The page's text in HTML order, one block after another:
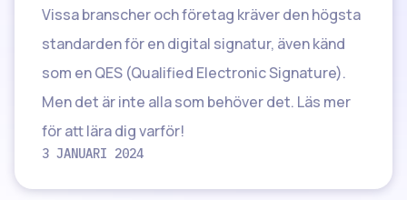
Vissa branscher och företag kräver den högsta
standarden för en digital signatur, även känd
som en QES (Qualified Electronic Signature).
Men det är inte alla som behöver det. Läs mer
för att lära dig varför!
3 JANUARI 2024